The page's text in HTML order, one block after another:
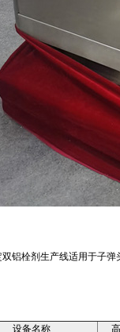
铝栓剂生产线适用于子
设备名称